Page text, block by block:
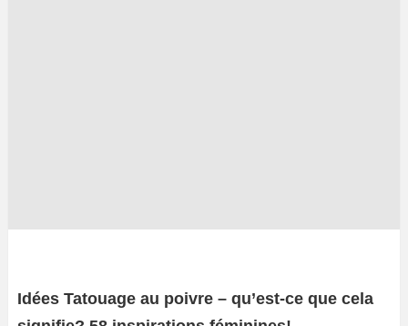
Idées Tatouage au poivre – qu’est-ce que cela